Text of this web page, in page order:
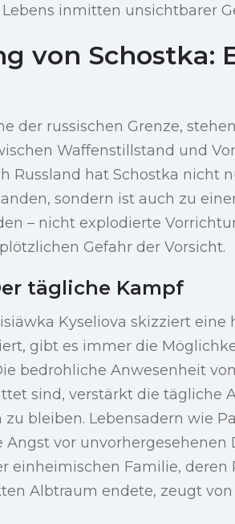
inmitten unsichtbarer
von Schostka:
der russischen Grenze,
Waffenstillstand und
Russland hat Schostka nicht
sondern ist auch zu
– nicht explodierte
Gefahr der Vorsicht.
tägliche Kampf
Kyseliova skizziert eine
gibt es immer die
bedrohliche Anwesenheit
sind, verstärkt die tägliche
bleiben. Lebensadern wie
vor unvorhergesehenen
einheimischen Familie,
Albtraum endete, zeugt